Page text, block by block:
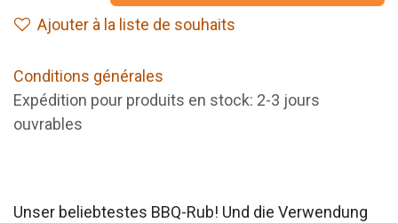
Ajouter à la liste de souhaits
Conditions générales
Expédition pour produits en stock: 2-3 jours
ouvrables
Unser beliebtestes BBQ-Rub! Und die Verwendung